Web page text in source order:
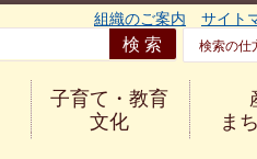
組織のご案内 サイト
検索の仕
子育て・教育
文化
ま